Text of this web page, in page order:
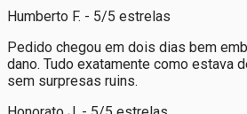
Humberto F. - 5/5 estrelas
Pedido chegou em dois dias bem
dano. Tudo exatamente como estava
sem surpresas ruins.